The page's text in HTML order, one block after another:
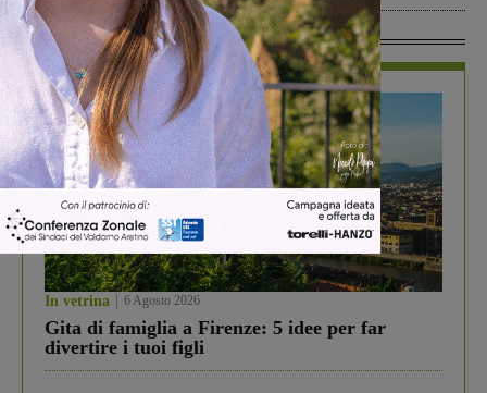
In Vetrina
In vetrina 6 Agosto 2026
Gita di famiglia a Firenze: 5 idee per far
divertire i tuoi figli